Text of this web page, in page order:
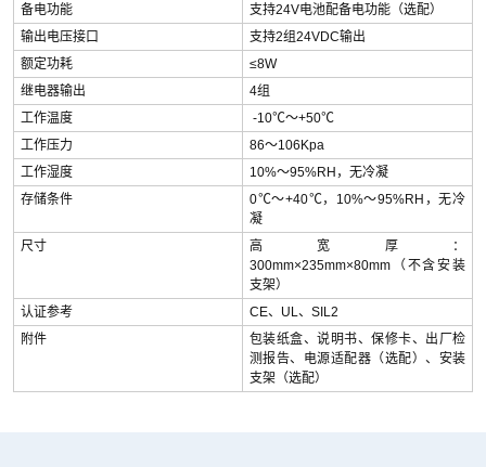
备电功能
支持24V电池配备电功能（选配）
输出电压接口
支持2组24VDC输出
额定功耗
≤8W
继电器输出
4组
工作温度
-10℃～+50℃
工作压力
86～106Kpa
工作湿度
10%～95%RH，无冷凝
存储条件
0℃～+40℃，10%～95%RH，无冷
凝
尺寸
高宽厚：
300mm×235mm×80mm（不含安装
支架）
认证参考
CE、UL、SIL2
附件
包装纸盒、说明书、保修卡、出厂检
测报告、电源适配器（选配）、安装
支架（选配）